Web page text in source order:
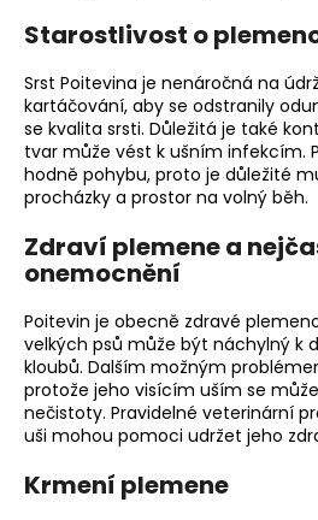
Starostlivost o
Srst Poitevina je nenáročná na
kartáčování, aby se odstranily
se kvalita srsti. Důležitá je také
tvar může vést k ušním infekcím.
hodně pohybu, proto je důležité
procházky a prostor na volný běh.
Zdraví plemene a
onemocnění
Poitevin je obecně zdravé
velkých psů může být náchylný k
kloubů. Dalším možným
protože jeho visícím uším se
nečistoty. Pravidelné veterinární
uši mohou pomoci udržet jeho
Krmení plemene